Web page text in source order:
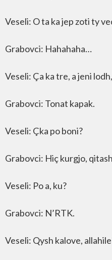
Veseli: O ta ka jep zoti ty
Grabovci: Hahahaha…
Veseli: Ça ka tre, a jeni
Grabovci: Tonat kapak.
Veseli: Çka po boni?
Grabovci: Hiç kurgjo,
Veseli: Po a, ku?
Grabovci: N’RTK.
Veseli: Qysh kalove,